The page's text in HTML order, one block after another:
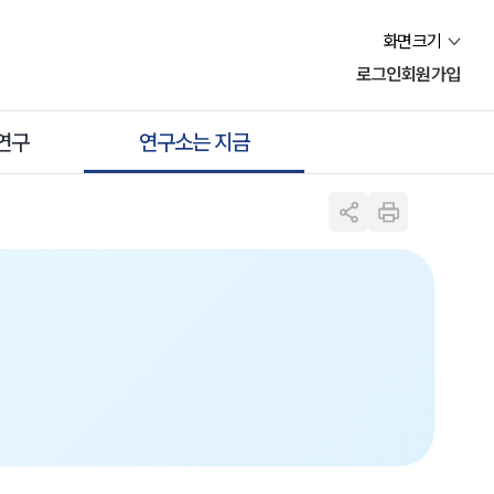
화면크기
로그인회원가입
구 연구소는 지금